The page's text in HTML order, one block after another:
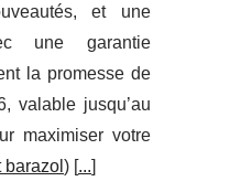
et une
une garantie
la promesse de
valable jusqu’au
maximiser votre
barazol ) [...]